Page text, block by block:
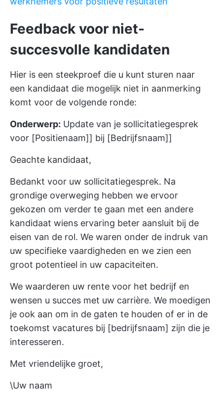
Feedback voor niet-
succesvolle kandidaten
Hier is een steekproef die u kunt sturen naar
een kandidaat die mogelijk niet in aanmerking
komt voor de volgende ronde:
Onderwerp: Update van je sollicitatiegesprek
voor [Positienaam]] bij [Bedrijfsnaam]]
Geachte kandidaat,
Bedankt voor uw sollicitatiegesprek. Na
grondige overweging hebben we ervoor
gekozen om verder te gaan met een andere
kandidaat wiens ervaring beter aansluit bij de
eisen van de rol. We waren onder de indruk van
uw specifieke vaardigheden en we zien een
groot potentieel in uw capaciteiten.
We waarderen uw rente voor het bedrijf en
wensen u succes met uw carrière. We moedigen
je ook aan om in de gaten te houden of er in de
toekomst vacatures bij [bedrijfsnaam] zijn die je
interesseren.
Met vriendelijke groet,
\Uw naam